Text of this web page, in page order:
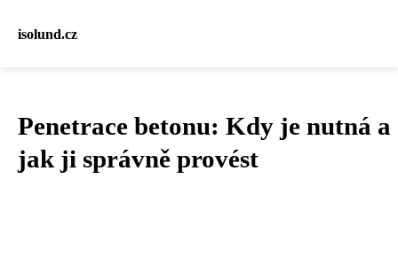
isolund.cz
Penetrace betonu: Kdy je nutná a
jak ji správně provést